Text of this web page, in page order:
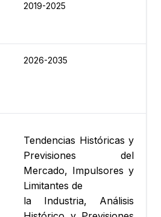
2019-2025
2026-2035
Tendencias Históricas y
Previsiones del
Mercado, Impulsores y
Limitantes de
la Industria, Análisis